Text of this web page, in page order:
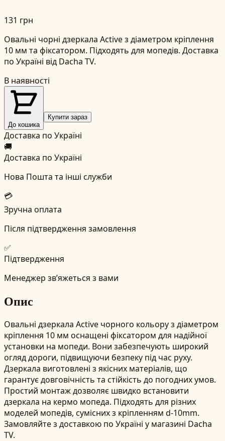
131 грн
Овальні чорні дзеркала Active з діаметром кріплення
10 мм та фіксатором. Підходять для мопедів. Доставка
по Україні від Dacha TV.
В наявності
До кошика
Купити зараз
Доставка по Україні
🚚
Доставка по Україні
Нова Пошта та інші служби
💳
Зручна оплата
Після підтвердження замовлення
✅
Підтвердження
Менеджер зв’яжеться з вами
Опис
Овальні дзеркала Active чорного кольору з діаметром
кріплення 10 мм оснащені фіксатором для надійної
установки на мопеди. Вони забезпечують широкий
огляд дороги, підвищуючи безпеку під час руху.
Дзеркала виготовлені з якісних матеріалів, що
гарантує довговічність та стійкість до погодних умов.
Простий монтаж дозволяє швидко встановити
дзеркала на кермо мопеда. Підходять для різних
моделей мопедів, сумісних з кріпленням d-10mm.
Замовляйте з доставкою по Україні у магазині Dacha
TV.